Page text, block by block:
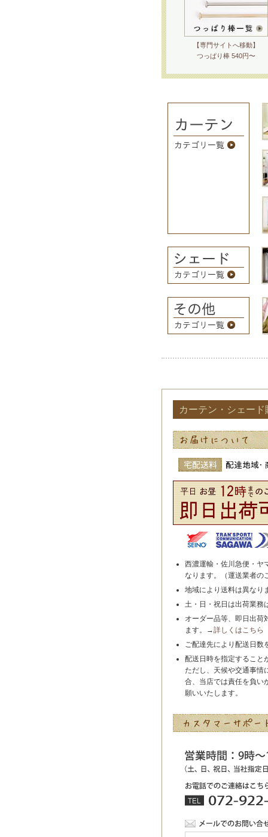
【専門サイトへ移動】
つっぱり棒 540円〜
カーテン・シェー
西濃運輸・佐川急便・ヤ
なります。（運送業者の
地域により送料は異なり
土・日・祝日は出荷業務
オーダー品等、即日出荷
ます。→詳しくはこちら
ご配達先により配送日数
配送日時を指定すること
ただし、天候や交通事情
合、当店では責任を負い
願いいたします。